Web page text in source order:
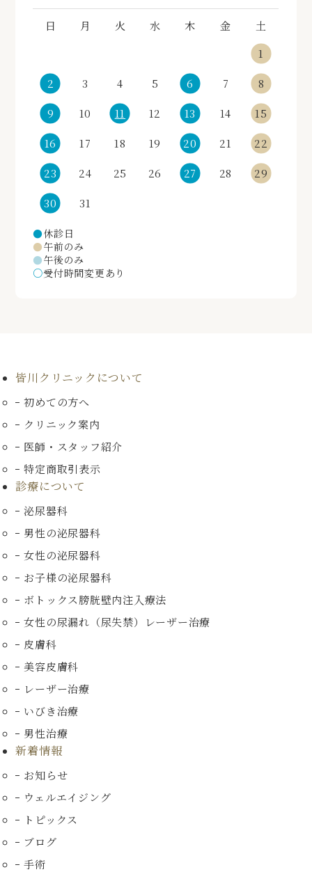
日 月 火 水 木 金
土
1
2 3 4 5 6 7 8
9 10 11 12 13 14 15
16 17 18 19 20 21 22
23 24 25 26 27 28 29
30 31
●休診日
●午前のみ
●午後のみ
○受付時間変更あり
皆川クリニックについて
初めての方へ
クリニック案内
医師・スタッフ紹介
特定商取引表示
診療について
泌尿器科
男性の泌尿器科
女性の泌尿器科
お子様の泌尿器科
ボトックス膀胱壁内注入療法
女性の尿漏れ（尿失禁）
レーザー治療
皮膚科
美容皮膚科
レーザー治療
いびき治療
男性治療
新着情報
お知らせ
ウェルエイジング
トピックス
ブログ
手術